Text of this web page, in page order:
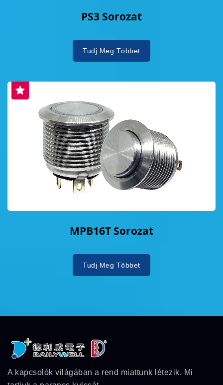
PS3 Sorozat
Tudj Meg Többet
MPB16T Sorozat
Tudj Meg Többet
A kapcsolók világában a rend miattunk létezik. Mi